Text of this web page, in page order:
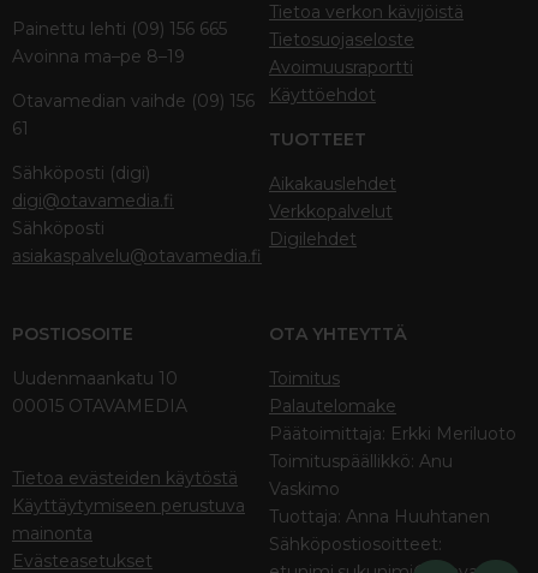
Painettu lehti (09) 156 665
Avoinna ma–pe 8–19
Otavamedian vaihde (09) 156
61
Sähköposti (digi)
digi@otavamedia.fi
Sähköposti
asiakaspalvelu@otavamedia.fi
Tietoa verkon kävijöistä
Tietosuojaseloste
Avoimuusraportti
Käyttöehdot
TUOTTEET
Aikakauslehdet
Verkkopalvelut
Digilehdet
POSTIOSOITE
Uudenmaankatu 10
00015 OTAVAMEDIA
Tietoa evästeiden käytöstä
Käyttäytymiseen perustuva
mainonta
Evästeasetukset
OTA YHTEYTTÄ
Toimitus
Palautelomake
Päätoimittaja: Erkki Meriluoto
Toimituspäällikkö: Anu
Vaskimo
Tuottaja: Anna Huuhtanen
Sähköpostiosoitteet: